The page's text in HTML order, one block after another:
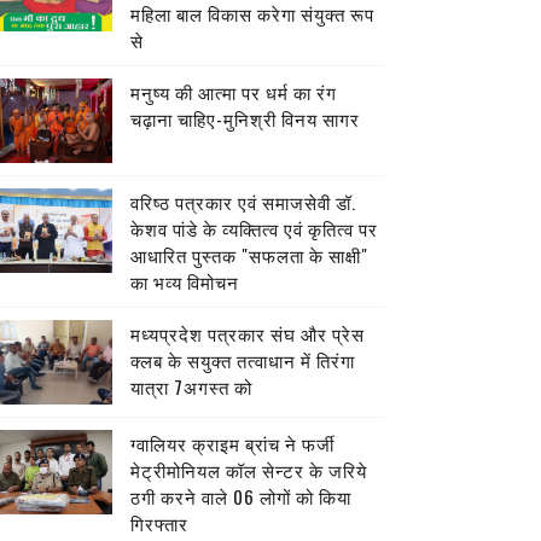
महिला बाल विकास करेगा संयुक्त रूप
से
मनुष्य की आत्मा पर धर्म का रंग
चढ़ाना चाहिए-मुनिश्री विनय सागर
वरिष्ठ पत्रकार एवं समाजसेवी डॉ.
केशव पांडे के व्यक्तित्व एवं कृतित्व पर
आधारित पुस्तक "सफलता के साक्षी"
का भव्य विमोचन
मध्यप्रदेश पत्रकार संघ और प्रेस
क्लब के सयुक्त तत्वाधान में तिरंगा
यात्रा 7अगस्त को
ग्वालियर क्राइम ब्रांच ने फर्जी
मेट्रीमोनियल कॉल सेन्टर के जरिये
ठगी करने वाले 06 लोगों को किया
गिरफ्तार